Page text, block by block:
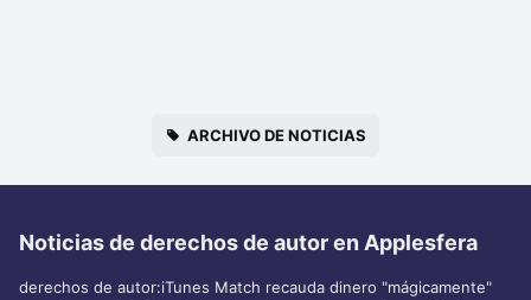
ARCHIVO DE NOTICIAS
Noticias de derechos de autor en Applesfera
derechos de autor:iTunes Match recauda dinero "mágicamente"